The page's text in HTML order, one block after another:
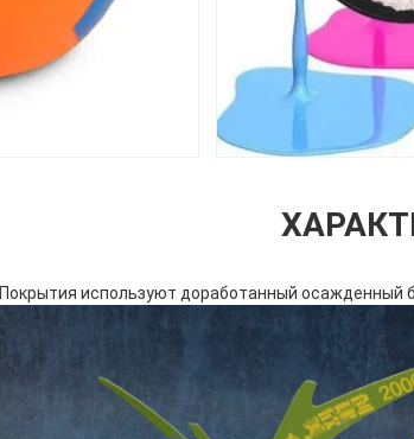
Покрытия используют доработанный осажденный